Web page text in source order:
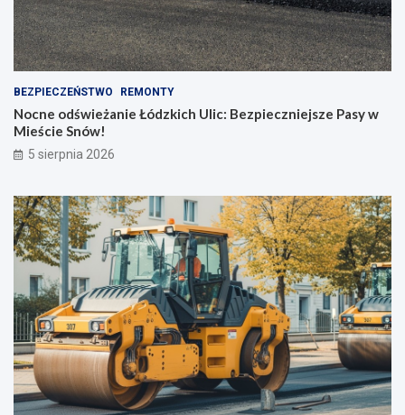
BEZPIECZEŃSTWO REMONTY
Nocne odświeżanie Łódzkich Ulic: Bezpieczniejsze Pasy w
Mieście Snów!
5 sierpnia 2026